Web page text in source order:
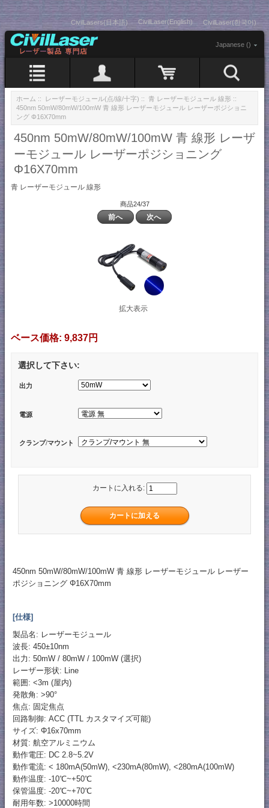
CivilLasers(日本語) CivilLaser(English) CivilLaser(한국어)
Japanese ()
ホーム :: レーザーモジュール(点/線/十字) :: 青 レーザーモジュール 線形 ::
450nm 50mW/80mW/100mW 青 線形 レーザーモジュール レーザーポジショニ
ング Φ16X70mm
450nm 50mW/80mW/100mW 青 線形 レーザ
ーモジュール レーザーポジショニング
Φ16X70mm
青 レーザーモジュール 線形
商品24/37
前へ 次へ
拡大表示
ベース価格: 9,837円
選択して下さい:
出力
電源
クランプ/マウント
カートに入れる:
450nm 50mW/80mW/100mW 青 線形 レーザーモジュール レーザー
ポジショニング Φ16X70mm
[仕様]
製品名: レーザーモジュール
波長: 450±10nm
出力: 50mW / 80mW / 100mW (選択)
レーザー形状: Line
範囲: <3m (屋内)
発散角: >90°
焦点: 固定焦点
回路制御: ACC (TTL カスタマイズ可能)
サイズ: Φ16x70mm
材質: 航空アルミニウム
動作電圧: DC 2.8~5.2V
動作電流: < 180mA(50mW), <230mA(80mW), <280mA(100mW)
動作温度: -10℃~+50℃
保管温度: -20℃~+70℃
耐用年数: >10000時間